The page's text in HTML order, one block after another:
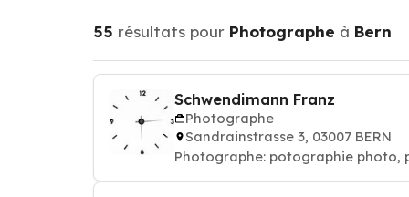
55 résultats pour Photographe à Bern
Schwendimann Franz
Photographe
Sandrainstrasse 3, 03007 BERN
Photographe: potographie